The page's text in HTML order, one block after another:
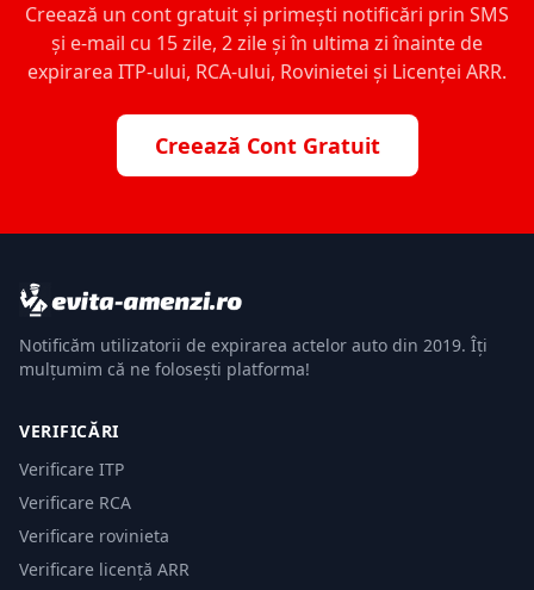
Creează un cont gratuit și primești notificări prin SMS
și e-mail cu 15 zile, 2 zile și în ultima zi înainte de
expirarea ITP-ului, RCA-ului, Rovinietei și Licenței ARR.
Creează Cont Gratuit
Notificăm utilizatorii de expirarea actelor auto din 2019. Îți
mulțumim că ne folosești platforma!
VERIFICĂRI
Verificare ITP
Verificare RCA
Verificare rovinieta
Verificare licență ARR